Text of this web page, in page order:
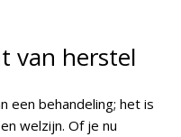
van herstel
een behandeling; het is
welzijn. Of je nu